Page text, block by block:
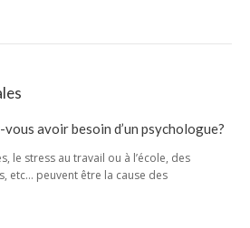
avoir besoin d’un psychologue?
le stress au travail ou à l’école, des
etc… peuvent être la cause des